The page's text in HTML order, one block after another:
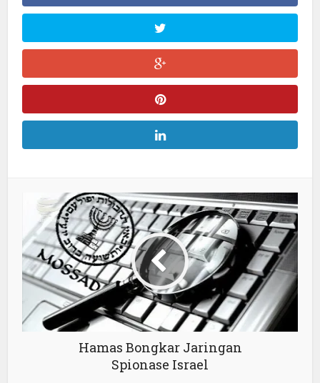
Hamas Bongkar Jaringan
Spionase Israel